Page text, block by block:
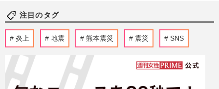
注目のタグ
炎上 地震 熊本震災 震災 SNS